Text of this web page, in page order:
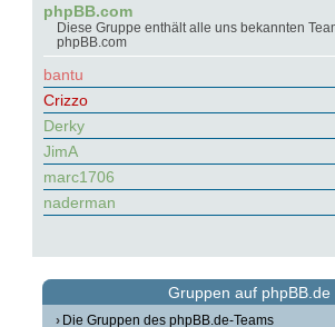
phpBB.com
Diese Gruppe enthält alle uns bekannten
phpBB.com
bantu
Crizzo
Derky
JimA
marc1706
naderman
Gruppen auf phpBB.de
Die Gruppen des phpBB.de-Teams